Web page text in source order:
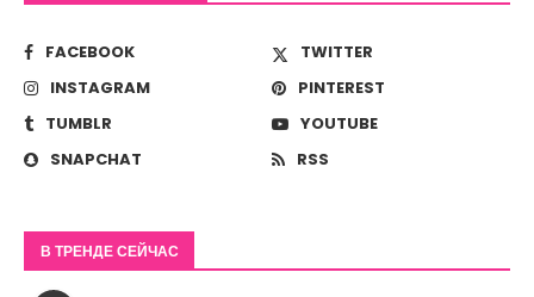
FACEBOOK
TWITTER
INSTAGRAM
PINTEREST
TUMBLR
YOUTUBE
SNAPCHAT
RSS
В ТРЕНДЕ СЕЙЧАС